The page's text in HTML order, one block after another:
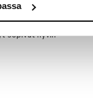
sarja on
kulhoissa on
sopivat hyvin